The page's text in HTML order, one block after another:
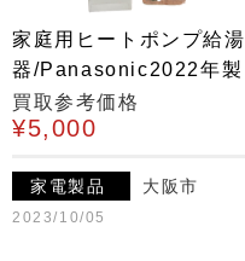
家庭用ヒートポンプ給湯
器/Panasonic2022年製
買取参考価格
¥5,000
家電製品 大阪市
2023/10/05